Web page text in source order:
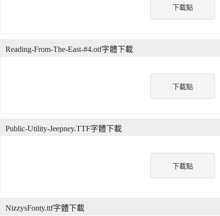
下載點
下載點
Reading-From-The-East-#4.otf字體下載
下載點
Public-Utility-Jeepney.TTF字體下載
NizzysFonty.ttf字體下載